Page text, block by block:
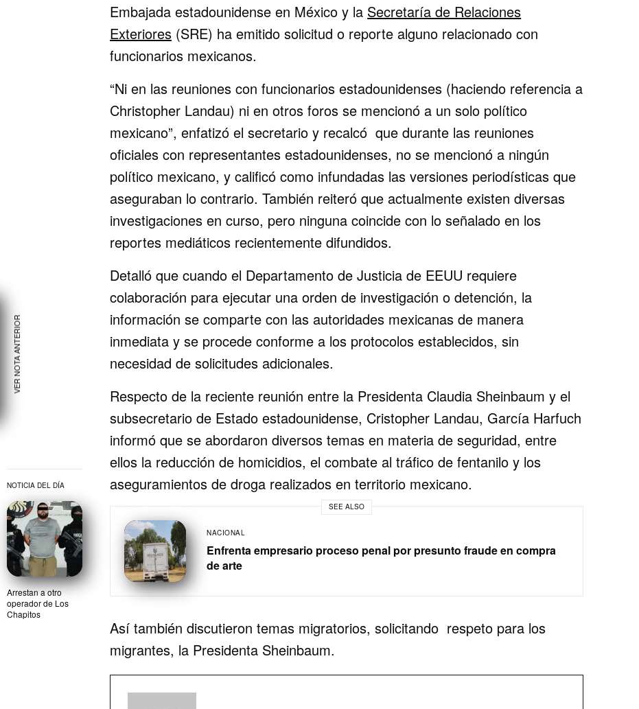
NOTICIA DEL DÍA
Arrestan a otro
operador de Los
Chapitos
Embajada estadounidense en México y la Secretaría de Relaciones
Exteriores (SRE) ha emitido solicitud o reporte alguno relacionado con
funcionarios mexicanos.
“Ni en las reuniones con funcionarios estadounidenses (haciendo referencia a
Christopher Landau) ni en otros foros se mencionó a un solo político
mexicano”, enfatizó el secretario y recalcó que durante las reuniones
oficiales con representantes estadounidenses, no se mencionó a ningún
político mexicano, y calificó como infundadas las versiones periodísticas que
aseguraban lo contrario. También reiteró que actualmente existen diversas
investigaciones en curso, pero ninguna coincide con lo señalado en los
reportes mediáticos recientemente difundidos.
Detalló que cuando el Departamento de Justicia de EEUU requiere
colaboración para ejecutar una orden de investigación o detención, la
información se comparte con las autoridades mexicanas de manera
inmediata y se procede conforme a los protocolos establecidos, sin
necesidad de solicitudes adicionales.
Respecto de la reciente reunión entre la Presidenta Claudia Sheinbaum y el
subsecretario de Estado estadounidense, Cristopher Landau, García Harfuch
informó que se abordaron diversos temas en materia de seguridad, entre
ellos la reducción de homicidios, el combate al tráfico de fentanilo y los
aseguramientos de droga realizados en territorio mexicano.
SEE ALSO
NACIONAL
Enfrenta empresario proceso penal por presunto fraude en compra
de arte
Así también discutieron temas migratorios, solicitando respeto para los
migrantes, la Presidenta Sheinbaum.
VER NOTA ANTERIOR